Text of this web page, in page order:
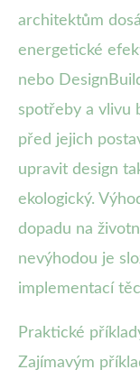
architektům
energetické
nebo
spotřeby a vlivu
před jejich
upravit design
ekologický.
dopadu na
nevýhodou je
implementací
Praktické
Zajímavým